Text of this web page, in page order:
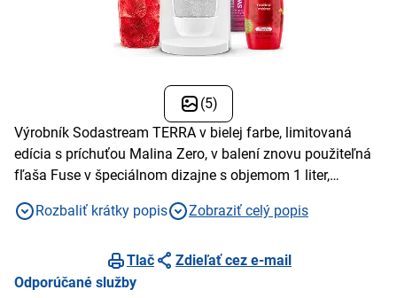
(5)
Výrobník Sodastream TERRA v bielej farbe, limitovaná
edícia s príchuťou Malina Zero, v balení znovu použiteľná
fľaša Fuse v špeciálnom dizajne s objemom 1 liter,
Rozbaliť krátky popis
Zobraziť celý popis
Tlač
Zdieľať cez e-mail
Odporúčané služby